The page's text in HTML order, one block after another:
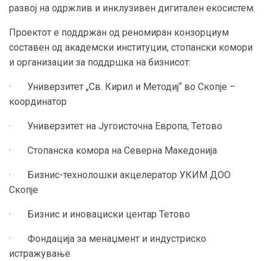
развој на одржлив и инклузивен дигитален екосистем.
Проектот е поддржан од реномиран конзорциум
составен од академски институции, стопански комори
и организации за поддршка на бизнисот:
· Универзитет „Св. Кирил и Методиј“ во Скопје –
координатор
· Универзитет на Југоисточна Европа, Тетово
· Стопанска комора на Северна Македонија
· Бизнис-технолошки акцелератор УКИМ ДОО
Скопје
· Бизнис и иновациски центар Тетово
· Фондација за менаџмент и индустриско
истражување